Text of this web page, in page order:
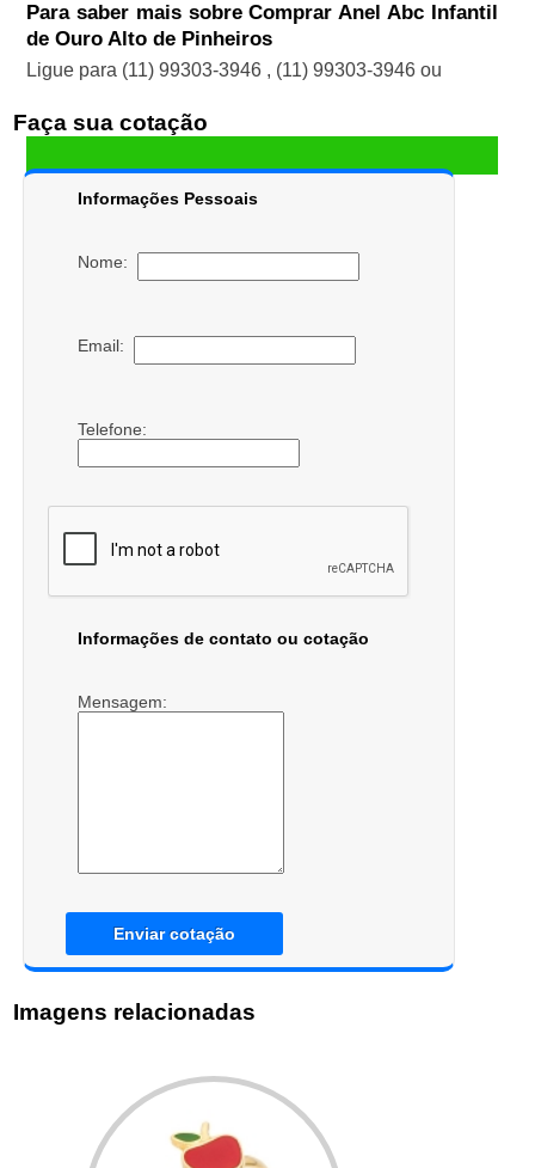
Para saber mais sobre Comprar Anel Abc Infantil
de Ouro Alto de Pinheiros
Ligue para (11) 99303-3946 , (11) 99303-3946 ou
Faça sua cotação
Informações Pessoais
Nome:
Email:
Telefone:
Informações de contato ou cotação
Mensagem:
Enviar cotação
Imagens relacionadas